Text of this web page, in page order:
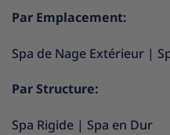
Par Emplacement:
Spa de Nage Extérieur |
Par Structure:
Spa Rigide | Spa en Dur